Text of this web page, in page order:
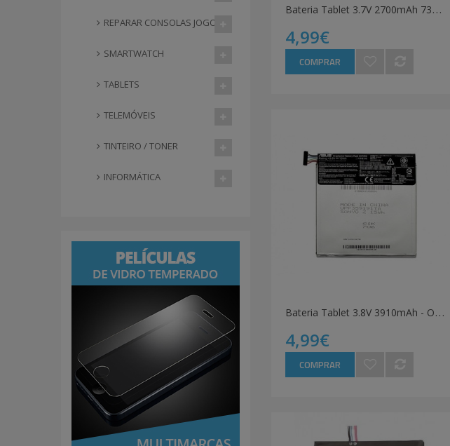
REPARAR CONSOLAS JOGOS
SMARTWATCH
TABLETS
TELEMÓVEIS
TINTEIRO / TONER
INFORMÁTICA
B
ateria Tablet 3.7V 2700mAh 7338 7358 7288
4,99€
COMPRAR
B
ateria Tablet 3.8V 3910mAh - Original (U)
4,99€
COMPRAR